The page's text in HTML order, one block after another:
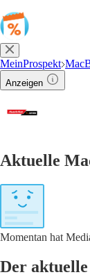
MeinProspekt
Anzeigen
Aktuelle
Momentan hat
Der